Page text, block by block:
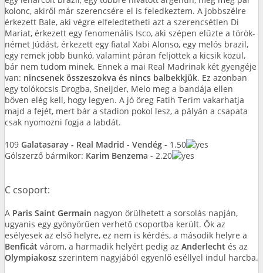
kolonc, akiről már szerencsére el is feledkeztem. A jobbszélre
érkezett Bale, aki végre elfeledtetheti azt a szerencsétlen Di
Mariat, érkezett egy fenomenális Isco, aki szépen elűzte a török-
német Júdást, érkezett egy fiatal Xabi Alonso, egy melós brazil,
egy remek jobb bunkó, valamint páran feljöttek a kicsik közül,
bár nem tudom minek. Ennek a mai Real Madrinak két gyengéje
van: nincsenek összeszokva és nincs balbekkjük. Ez azonban
egy tolókocsis Drogba, Sneijder, Melo meg a bandája ellen
bőven elég kell, hogy legyen. A jó öreg Fatih Terim vakarhatja
majd a fejét, mert bár a stadion pokol lesz, a pályán a csapata
csak nyomozni fogja a labdát.
109 Galatasaray - Real Madrid - Vendég - 1.50
Gólszerző bármikor: Karim Benzema - 2.20
C csoport:
A Paris Saint Germain nagyon örülhetett a sorsolás napján,
ugyanis egy gyönyörűen verhető csoportba került. Ők az
esélyesek az első helyre, ez nem is kérdés, a második helyre a
Benficát várom, a harmadik helyért pedig az Anderlecht és az
Olympiakosz szerintem nagyjából egyenlő eséllyel indul harcba.